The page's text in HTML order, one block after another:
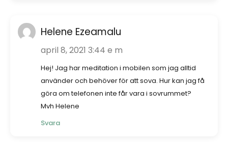
Helene Ezeamalu
april 8, 2021 3:44 e m
Hej! Jag har meditation i mobilen som jag alltid
använder och behöver för att sova. Hur kan jag få
göra om telefonen inte får vara i sovrummet?
Mvh Helene
Svara